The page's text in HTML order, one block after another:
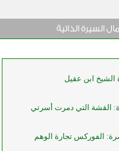
الشيخ ابن عقيل
القشة التي دمرت أسرتي
الفوركس تجارة الوهم